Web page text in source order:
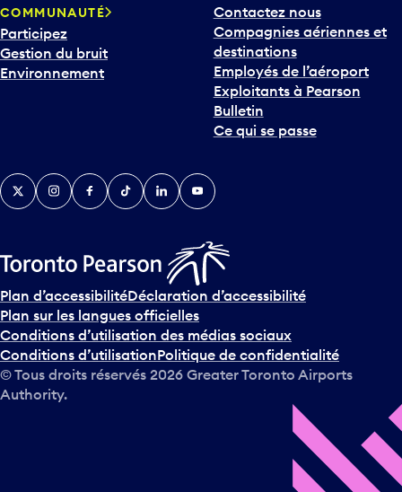
COMMUNAUTÉ
Participez
Gestion du bruit
Environnement
Contactez nous
Compagnies aériennes et
destinations
Employés de l’aéroport
Exploitants à Pearson
Bulletin
Ce qui se passe
TwitterInstagramFacebook
TikTokLinkedInYouTube
Plan d’accessibilitéDéclaration d’accessibilité
Plan sur les langues officielles
Conditions d’utilisation des médias sociaux
Conditions d’utilisationPolitique de confidentialité
© Tous droits réservés 2026 Greater Toronto Airports
Authority.